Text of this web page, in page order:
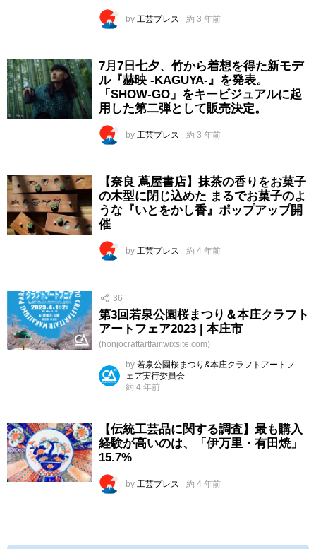
by 工芸プレス 約 3 年前
7月7日七夕、竹から着想を得た新モデ
ル『赫映 -KAGUYA-』を発表。
「SHOW-GO」をキービジュアルに起
用した第二弾として販売決定。
by 工芸プレス 約 3 年前
【奈良 蔦屋書店】抹茶の香りをお菓子
の木型に閉じ込めた まるでお菓子のよ
うな『いとをかし香』ポップアップ開
催
by 工芸プレス 約 4 年前
36
第3回若泉公園桜まつり＆本庄クラフト
アートフェア2023 | 本庄市
(honjocraftartfair.wixsite.com)
by 若泉公園桜まつり&本庄クラフトアートフ
ェア実行委員会
約 4 年前
【伝統工芸品に関する調査】最も購入
経験が高いのは、「伊万里・有田焼」
15.7%
by 工芸プレス 約 4 年前